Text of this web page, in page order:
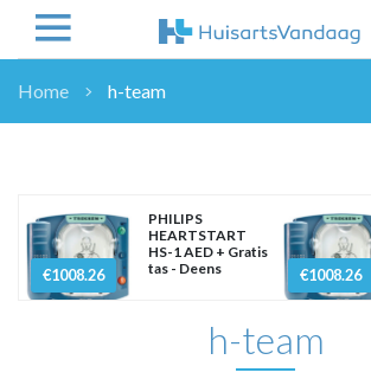
WETENSCHAP
NASCHOLINGEN
Home h-team
€1008.26
PHILIPS
HEARTSTART
HS-1 AED + Gratis
tas - Deens
€1008.26
h-team